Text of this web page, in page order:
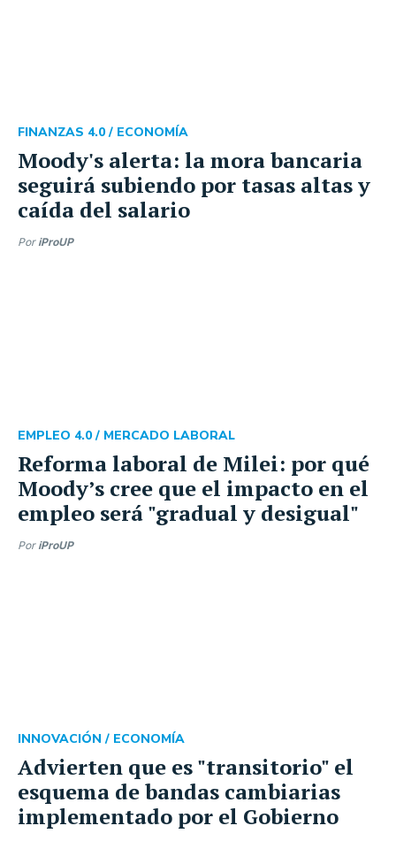
Moody's alerta: la mora bancaria
seguirá subiendo por tasas altas y
caída del salario
FINANZAS 4.0 / ECONOMÍA
Por iProUP
Reforma laboral de Milei: por qué
Moody’s cree que el impacto en el
empleo será "gradual y desigual"
EMPLEO 4.0 / MERCADO LABORAL
Por iProUP
Advierten que es "transitorio" el
esquema de bandas cambiarias
implementado por el Gobierno
INNOVACIÓN / ECONOMÍA